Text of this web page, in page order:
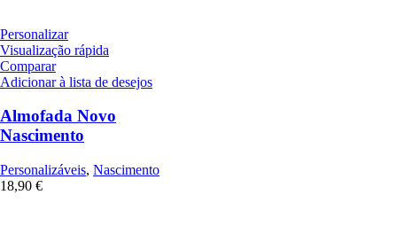
Personalizar
Visualização rápida
Comparar
Adicionar à lista de desejos
Almofada Novo
Nascimento
Personalizáveis, Nascimento
18,90 €